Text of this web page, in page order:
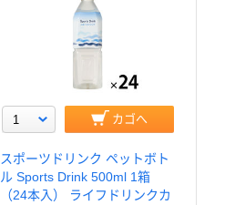
カゴへ
スポーツドリンク ペットボト
ル Sports Drink 500ml 1箱
（24本入） ライフドリンクカ